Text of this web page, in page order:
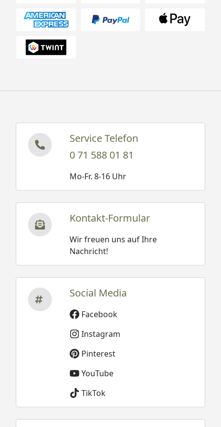
Service Telefon
0 71 588 01 81
Mo-Fr. 8-16 Uhr
Kontakt-Formular
Wir freuen uns auf Ihre
Nachricht!
Social Media
Facebook
Instagram
Pinterest
YouTube
TikTok